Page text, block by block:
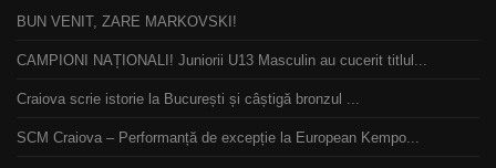
BUN VENIT, ZARE MARKOVSKI!
CAMPIONI NAȚIONALI! Juniorii U13 Masculin au cucerit titlul...
Craiova scrie istorie la București și câștigă bronzul ...
SCM Craiova – Performanță de excepție la European Kempo...